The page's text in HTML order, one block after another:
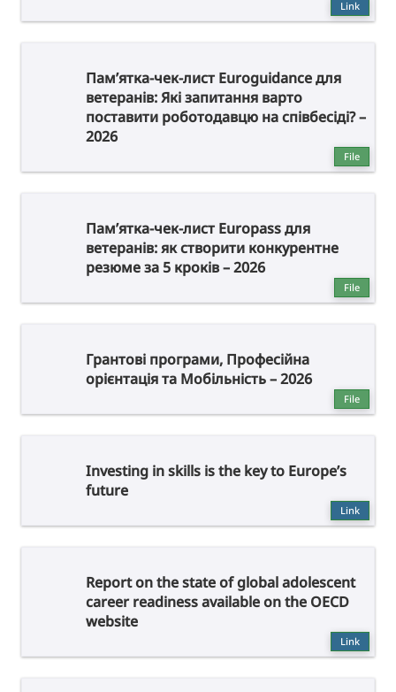
Link
Пам’ятка-чек-лист Euroguidance для
ветеранів: Які запитання варто
поставити роботодавцю на співбесіді? –
2026
File
Пам’ятка-чек-лист Europass для
ветеранів: як створити конкурентне
резюме за 5 кроків – 2026
File
Грантові програми, Професійна
орієнтація та Мобільність – 2026
File
Investing in skills is the key to Europe’s
future
Link
Report on the state of global adolescent
career readiness available on the OECD
website
Link